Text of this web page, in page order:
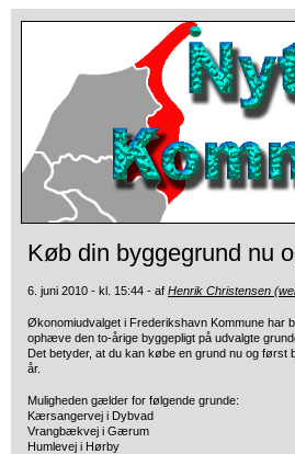
Køb din byggegrund nu
6. juni 2010 - kl. 15:44 - af Henrik Christensen
Økonomiudvalget i Frederikshavn Kommune har
ophæve den to-årige byggepligt på udvalgte
Det betyder, at du kan købe en grund nu og først
år.
Muligheden gælder for følgende grunde:
Kærsangervej i Dybvad
Vrangbækvej i Gærum
Humlevej i Hørby